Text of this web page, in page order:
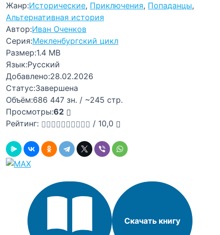
Жанр:Исторические, Приключения, Попаданцы,
Альтернативная история
Автор:Иван Оченков
Серия:Мекленбургский цикл
Размер:1.4 MB
Язык:Русский
Добавлено:28.02.2026
Статус:Завершена
Объём:686 447 зн. / ~245 стр.
Просмотры:62
Рейтинг:
/ 10,0
Скачать книгу